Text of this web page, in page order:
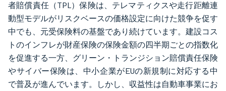
者賠償責任（TPL）保険は、テレマティクスや走行距離連
動型モデルがリスクベースの価格設定に向けた競争を促す
中でも、元受保険料の基盤であり続けています。建設コス
トのインフレが財産保険の保険金額の四半期ごとの指数化
を促進する一方、グリーン・トランジション賠償責任保険
やサイバー保険は、中小企業がEUの新規制に対応する中
で普及が進んでいます。しかし、収益性は自動車事業にお